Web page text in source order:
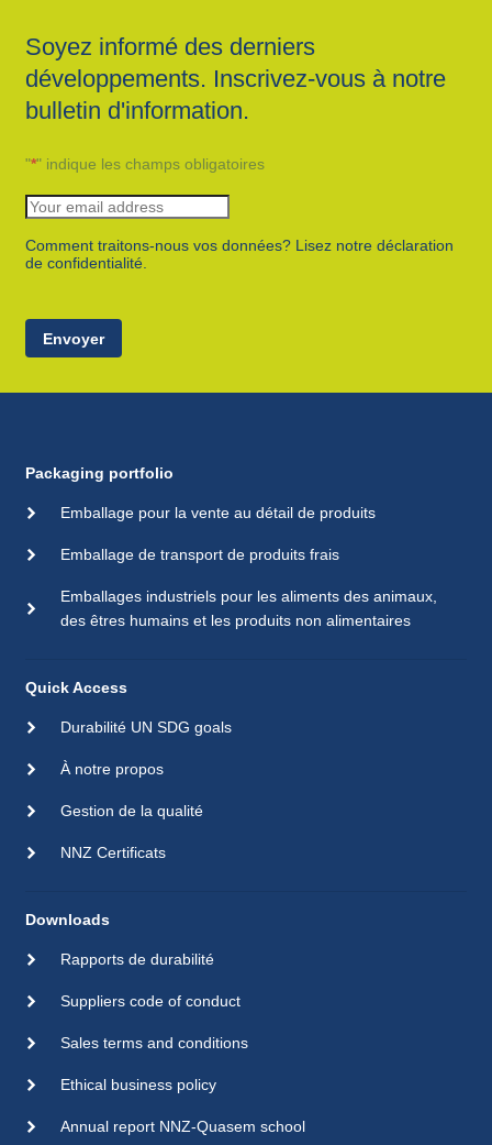
Soyez informé des derniers
développements. Inscrivez-vous à notre
bulletin d'information.
"*" indique les champs obligatoires
Comment traitons-nous vos données? Lisez notre déclaration
de confidentialité.
Envoyer
Packaging portfolio
Emballage pour la vente au détail de produits
Emballage de transport de produits frais
Emballages industriels pour les aliments des animaux,
des êtres humains et les produits non alimentaires
Quick Access
Durabilité UN SDG goals
À notre propos
Gestion de la qualité
NNZ Certificats
Downloads
Rapports de durabilité
Suppliers code of conduct
Sales terms and conditions
Ethical business policy
Annual report NNZ-Quasem school